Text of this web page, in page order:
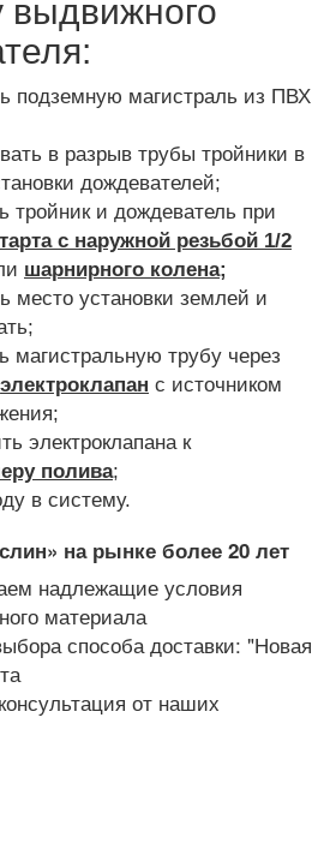
выдвижного
подземную магистраль из ПВХ
в разрыв трубы тройники в
дождевателей;
тройник и дождеватель при
с наружной резьбой 1/2
шарнирного колена;
место установки землей и
магистральную трубу через
электроклапан с источником
электроклапана к
полива;
в систему.
на рынке более 20 лет
надлежащие условия
материала
способа доставки: "Новая
от наших